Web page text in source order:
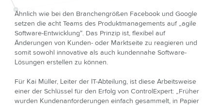
Ähnlich wie bei den Branchengrößen Facebook und Google
setzen die acht Teams des Produktmanagements auf „agile
Software-Entwicklung“. Das Prinzip ist, flexibel auf
Änderungen von Kunden- oder Marktseite zu reagieren und
somit sowohl innovative als auch kundennahe Software-
Lösungen erstellen zu können.
Für Kai Müller, Leiter der IT-Abteilung, ist diese Arbeitsweise
einer der Schlüssel für den Erfolg von ControlExpert: „Früher
wurden Kundenanforderungen einfach gesammelt, in Papier